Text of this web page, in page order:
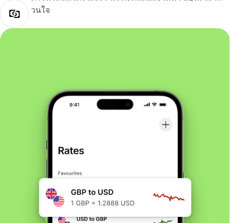
วนใจ